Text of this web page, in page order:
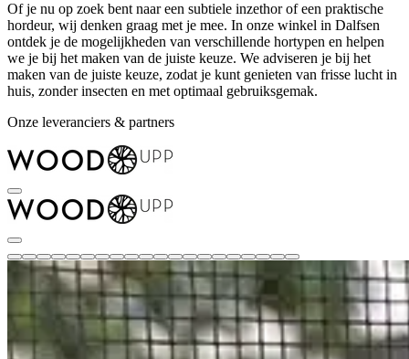
Of je nu op zoek bent naar een subtiele inzethor of een praktische
hordeur, wij denken graag met je mee. In onze winkel in Dalfsen
ontdek je de mogelijkheden van verschillende hortypen en helpen
we je bij het maken van de juiste keuze. We adviseren je bij het
maken van de juiste keuze, zodat je kunt genieten van frisse lucht in
huis, zonder insecten en met optimaal gebruiksgemak.
Onze leveranciers & partners